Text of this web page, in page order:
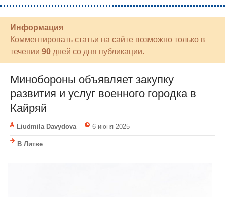
Информация
Комментировать статьи на сайте возможно только в
течении 90 дней со дня публикации.
Минобороны объявляет закупку
развития и услуг военного городка в
Кайряй
Liudmila Davydova 6 июня 2025
В Литве